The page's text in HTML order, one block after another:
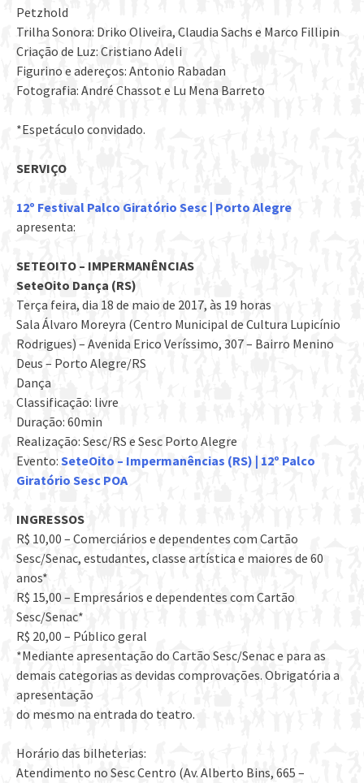
Petzhold
Trilha Sonora: Driko Oliveira, Claudia Sachs e Marco Fillipin
Criação de Luz: Cristiano Adeli
Figurino e adereços: Antonio Rabadan
Fotografia: André Chassot e Lu Mena Barreto
*Espetáculo convidado.
SERVIÇO
12º Festival Palco Giratório Sesc | Porto Alegre
apresenta:
SETEOITO – IMPERMANÊNCIAS
SeteOito Dança (RS)
Terça feira, dia 18 de maio de 2017, às 19 horas
Sala Álvaro Moreyra (Centro Municipal de Cultura Lupicínio
Rodrigues) – Avenida Erico Veríssimo, 307 – Bairro Menino
Deus – Porto Alegre/RS
Dança
Classificação: livre
Duração: 60min
Realização: Sesc/RS e Sesc Porto Alegre
Evento: SeteOito – Impermanências (RS) | 12º Palco
Giratório Sesc POA
INGRESSOS
R$ 10,00 – Comerciários e dependentes com Cartão
Sesc/Senac, estudantes, classe artística e maiores de 60
anos*
R$ 15,00 – Empresários e dependentes com Cartão
Sesc/Senac*
R$ 20,00 – Público geral
*Mediante apresentação do Cartão Sesc/Senac e para as
demais categorias as devidas comprovações. Obrigatória a
apresentação
do mesmo na entrada do teatro.
Horário das bilheterias:
Atendimento no Sesc Centro (Av. Alberto Bins, 665 –